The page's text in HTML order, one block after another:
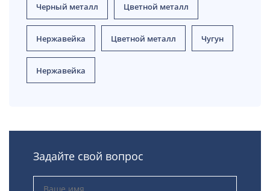
Черный металл Цветной металл
Нержавейка Цветной металл Чугун
Нержавейка
Задайте свой вопрос